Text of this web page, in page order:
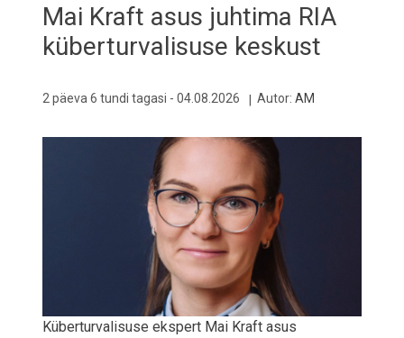
Mai Kraft asus juhtima RIA
küberturvalisuse keskust
2 päeva 6 tundi tagasi - 04.08.2026 Autor: AM
Küberturvalisuse ekspert Mai Kraft asus